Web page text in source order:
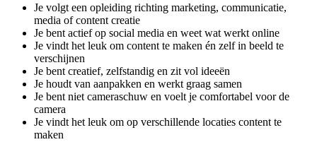
Je volgt een opleiding richting marketing, communicatie,
media of content creatie
Je bent actief op social media en weet wat werkt online
Je vindt het leuk om content te maken én zelf in beeld te
verschijnen
Je bent creatief, zelfstandig en zit vol ideeën
Je houdt van aanpakken en werkt graag samen
Je bent niet cameraschuw en voelt je comfortabel voor de
camera
Je vindt het leuk om op verschillende locaties content te
maken